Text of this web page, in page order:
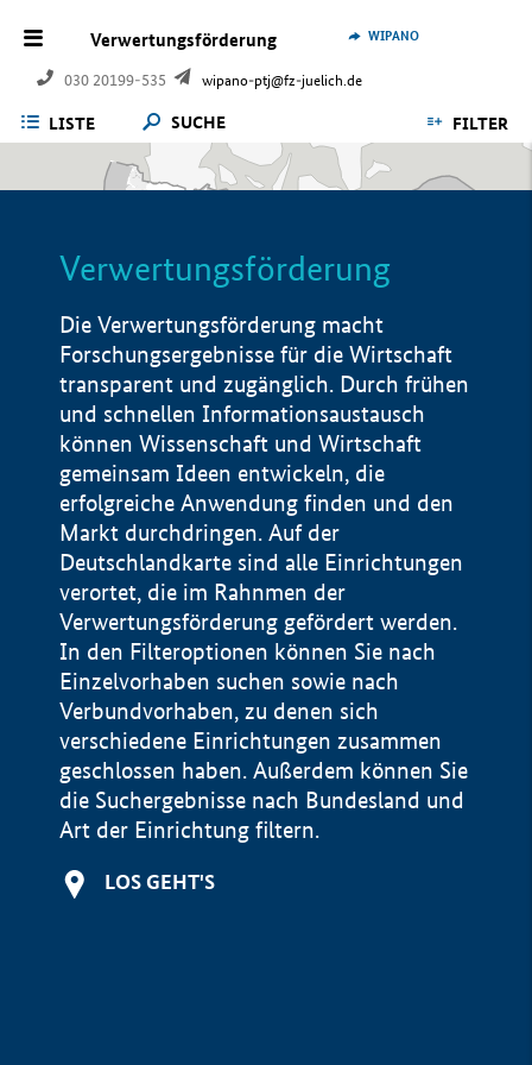
Verwertungsförderung
030 20199-535 wipano-ptj@fz-juelich.de
WIPANO
LISTE SUCHE FILTER
Verwertungsförderung
Die Verwertungsförderung macht
Forschungsergebnisse für die Wirtschaft
transparent und zugänglich. Durch frühen
und schnellen Informationsaustausch
können Wissenschaft und Wirtschaft
gemeinsam Ideen entwickeln, die
erfolgreiche Anwendung finden und den
Markt durchdringen. Auf der
Deutschlandkarte sind alle Einrichtungen
verortet, die im Rahnmen der
Verwertungsförderung gefördert werden.
In den Filteroptionen können Sie nach
Einzelvorhaben suchen sowie nach
Verbundvorhaben, zu denen sich
verschiedene Einrichtungen zusammen
geschlossen haben. Außerdem können Sie
die Suchergebnisse nach Bundesland und
Art der Einrichtung filtern.
LOS GEHT'S